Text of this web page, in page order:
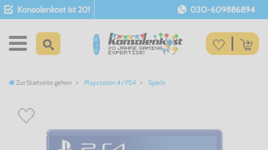
Konsolenkost ist 20! 030-609886894
Zur Startseite gehen Playstation 4 / PS4 Spiele